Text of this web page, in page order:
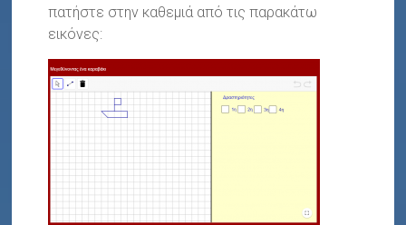
πατήστε στην καθεμιά από τις παρακάτω
εικόνες: